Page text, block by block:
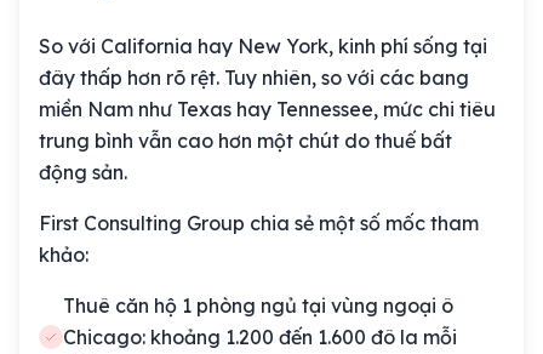
So với California hay New York, kinh phí sống tại
đây thấp hơn rõ rệt. Tuy nhiên, so với các bang
miền Nam như Texas hay Tennessee, mức chi tiêu
trung bình vẫn cao hơn một chút do thuế bất
động sản.
First Consulting Group chia sẻ một số mốc tham
khảo:
Thuê căn hộ 1 phòng ngủ tại vùng ngoại ô
Chicago: khoảng 1.200 đến 1.600 đô la mỗi